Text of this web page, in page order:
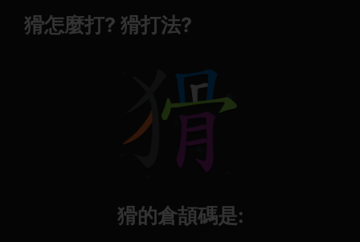
猾怎麼打? 猾打法?
猾的倉頡碼是: